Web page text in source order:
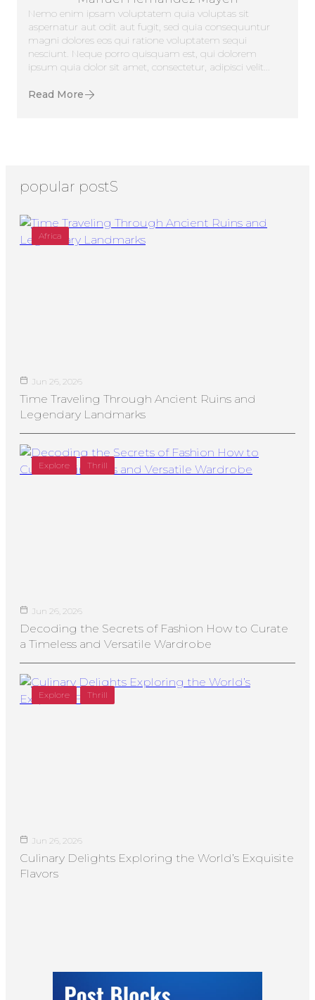
Nemo enim ipsam voluptatem quia voluptas sit
aspernatur aut odit aut fugit, sed quia consequuntur
magni dolores eos qui ratione voluptatem sequi
nesciunt. Neque porro quisquam est, qui dolorem
ipsum quia dolor sit amet, consectetur, adipisci velit...
Read More
popular postS
Africa
Jun 26, 2026
Time Traveling Through Ancient Ruins and
Legendary Landmarks
Explore Thrill
Jun 26, 2026
Decoding the Secrets of Fashion How to Curate
a Timeless and Versatile Wardrobe
Explore Thrill
Jun 26, 2026
Culinary Delights Exploring the World’s Exquisite
Flavors